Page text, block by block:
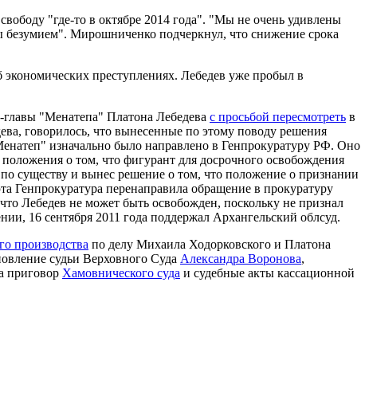
"где-то в октябре 2014 года". "Мы не очень удивлены
безумием". Мирошниченко подчеркнул, что снижение срока
экономических преступлениях. Лебедев уже пробыл в
главы "Менатепа" Платона Лебедева с просьбой пересмотреть в
говорилось, что вынесенные по этому поводу решения
изначально было направлено в Генпрокуратуру РФ. Оно
о том, что фигурант для досрочного освобождения
существу и вынес решение о том, что положение о признании
Генпрокуратура перенаправила обращение в прокуратуру
Лебедев не может быть освобожден, поскольку не признал
16 сентября 2011 года поддержал Архангельский облсуд.
производства по делу Михаила Ходорковского и Платона
судьи Верховного Суда Александра Воронова,
приговор Хамовнического суда и судебные акты кассационной